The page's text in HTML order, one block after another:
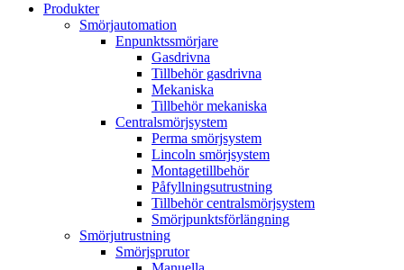
Produkter
Smörjautomation
Enpunktssmörjare
Gasdrivna
Tillbehör gasdrivna
Mekaniska
Tillbehör mekaniska
Centralsmörjsystem
Perma smörjsystem
Lincoln smörjsystem
Montagetillbehör
Påfyllningsutrustning
Tillbehör centralsmörjsystem
Smörjpunktsförlängning
Smörjutrustning
Smörjsprutor